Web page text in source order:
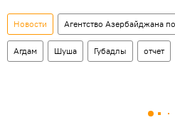
Новости Агентство Азербайджана
Агдам Шуша Губадлы отчет